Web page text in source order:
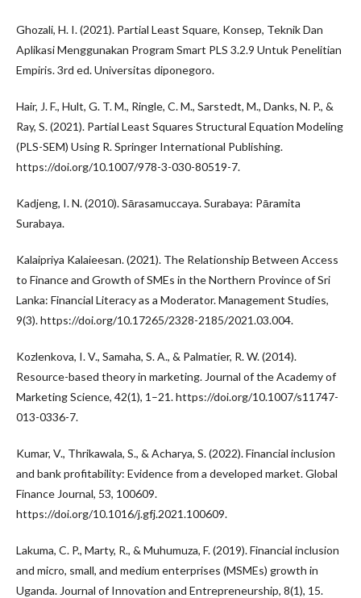
Ghozali, H. I. (2021). Partial Least Square, Konsep, Teknik Dan
Aplikasi Menggunakan Program Smart PLS 3.2.9 Untuk Penelitian
Empiris. 3rd ed. Universitas diponegoro.
Hair, J. F., Hult, G. T. M., Ringle, C. M., Sarstedt, M., Danks, N. P., &
Ray, S. (2021). Partial Least Squares Structural Equation Modeling
(PLS-SEM) Using R. Springer International Publishing.
https://doi.org/10.1007/978-3-030-80519-7.
Kadjeng, I. N. (2010). Sārasamuccaya. Surabaya: Pāramita
Surabaya.
Kalaipriya Kalaieesan. (2021). The Relationship Between Access
to Finance and Growth of SMEs in the Northern Province of Sri
Lanka: Financial Literacy as a Moderator. Management Studies,
9(3). https://doi.org/10.17265/2328-2185/2021.03.004.
Kozlenkova, I. V., Samaha, S. A., & Palmatier, R. W. (2014).
Resource-based theory in marketing. Journal of the Academy of
Marketing Science, 42(1), 1–21. https://doi.org/10.1007/s11747-
013-0336-7.
Kumar, V., Thrikawala, S., & Acharya, S. (2022). Financial inclusion
and bank profitability: Evidence from a developed market. Global
Finance Journal, 53, 100609.
https://doi.org/10.1016/j.gfj.2021.100609.
Lakuma, C. P., Marty, R., & Muhumuza, F. (2019). Financial inclusion
and micro, small, and medium enterprises (MSMEs) growth in
Uganda. Journal of Innovation and Entrepreneurship, 8(1), 15.